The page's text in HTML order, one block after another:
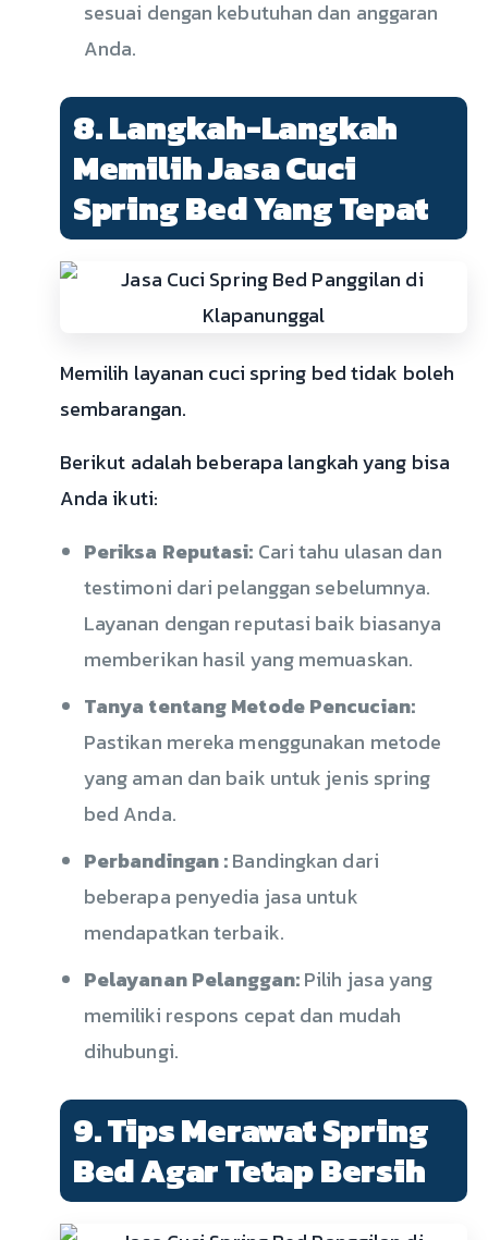
sesuai dengan kebutuhan dan anggaran
Anda.
8. Langkah-Langkah
Memilih Jasa Cuci
Spring Bed Yang Tepat
Memilih layanan cuci spring bed tidak boleh
sembarangan.
Berikut adalah beberapa langkah yang bisa
Anda ikuti:
Periksa Reputasi: Cari tahu ulasan dan
testimoni dari pelanggan sebelumnya.
Layanan dengan reputasi baik biasanya
memberikan hasil yang memuaskan.
Tanya tentang Metode Pencucian:
Pastikan mereka menggunakan metode
yang aman dan baik untuk jenis spring
bed Anda.
Perbandingan :Bandingkan dari
beberapa penyedia jasa untuk
mendapatkan terbaik.
Pelayanan Pelanggan:Pilih jasa yang
memiliki respons cepat dan mudah
dihubungi.
9. Tips Merawat Spring
Bed Agar Tetap Bersih